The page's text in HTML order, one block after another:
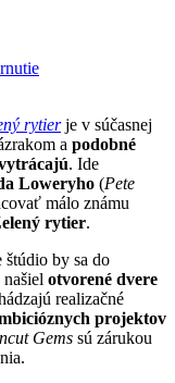
rytierje v súčasnej
a podobné
. Ide
Loweryho (Pete
málo známu
rytier.
štúdio by sa do
otvorené dvere
realizačné
projektov
Gems sú zárukou